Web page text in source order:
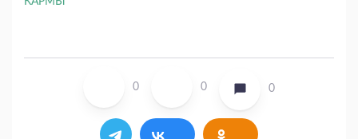
0 0 0